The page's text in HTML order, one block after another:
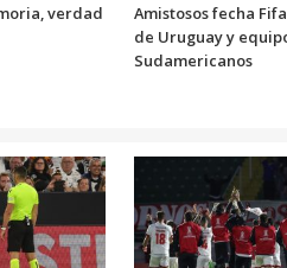
verdad
Amistosos fecha
de Uruguay y
Sudamericanos